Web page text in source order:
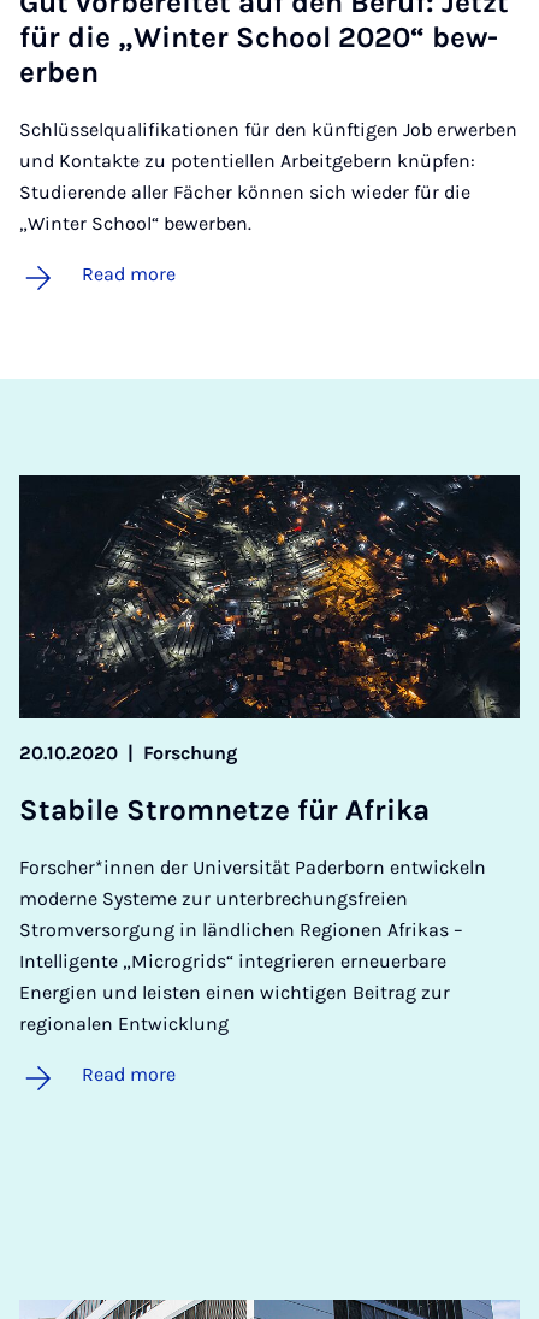
für die „Winter School 2020“ be­w­
er­ben
Schlüsselqualifikationen für den künftigen Job erwerben
und Kontakte zu potentiellen Arbeitgebern knüpfen:
Studierende aller Fächer können sich wieder für die
„Winter School“ bewerben.
Read more
20.10.2020 | Forschung
Sta­bile Strom­net­ze für Afrika
Forscher*innen der Universität Paderborn entwickeln
moderne Systeme zur unterbrechungsfreien
Stromversorgung in ländlichen Regionen Afrikas –
Intelligente „Microgrids“ integrieren erneuerbare
Energien und leisten einen wichtigen Beitrag zur
regionalen Entwicklung
Read more